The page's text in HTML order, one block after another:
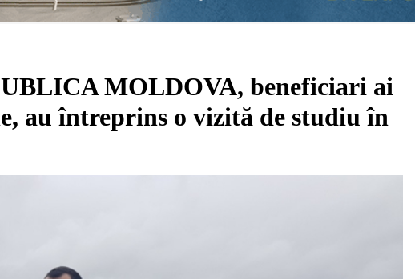
MOLDOVA, beneficiari ai
au întreprins o vizită de studiu în